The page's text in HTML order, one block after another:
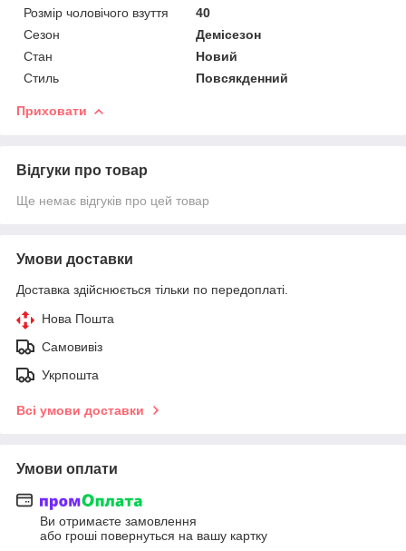
Розмір чоловічого взуття
40
Сезон
Демісезон
Стан
Новий
Стиль
Повсякденний
Приховати
Відгуки про товар
Ще немає відгуків про цей товар
Умови доставки
Доставка здійснюється тільки по передоплаті.
Нова Пошта
Самовивіз
Укрпошта
Всі умови доставки
Умови оплати
Ви отримаєте замовлення
або гроші повернуться на вашу картку